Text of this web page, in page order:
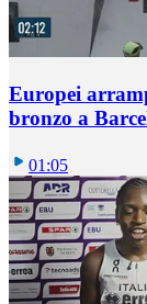
Europei
bronzo a
01:05